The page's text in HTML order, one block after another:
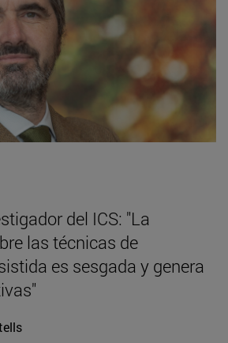
del ICS: "La
las técnicas de
es sesgada y genera